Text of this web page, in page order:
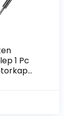
1 Pc
2005